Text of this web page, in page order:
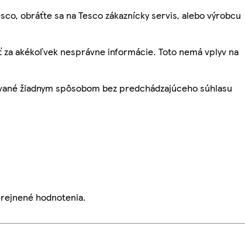
obráťte sa na Tesco zákaznícky servis, alebo výrobcu
akékoľvek nesprávne informácie. Toto nemá vplyv na
žiadnym spôsobom bez predchádzajúceho súhlasu
hodnotenia.